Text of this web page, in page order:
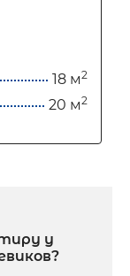
18 м2
20 м2
у